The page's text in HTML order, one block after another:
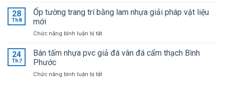
tại
cáo
giá
nhất
điểm
cần
ý
lắp
chống
28
Th8
Ốp tường trang trí bằng lam nhựa giải pháp vật liệu
mới
Chức năng bình luận bị tắtở
tường
trang
bằng
24
Th7
Bán tấm nhựa pvc giả đá vân đá cẩm thạch Bình
Phước
Chức năng bình luận bị tắtở